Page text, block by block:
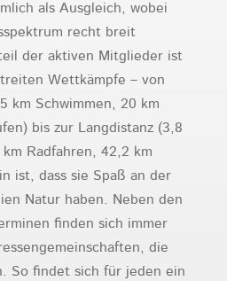
als Ausgleich, wobei
recht breit
der aktiven Mitglieder ist
Wettkämpfe – von
km Schwimmen, 20 km
bis zur Langdistanz (3,8
km Radfahren, 42,2 km
ist, dass sie Spaß an der
Natur haben. Neben den
finden sich immer
die
So findet sich für jeden ein